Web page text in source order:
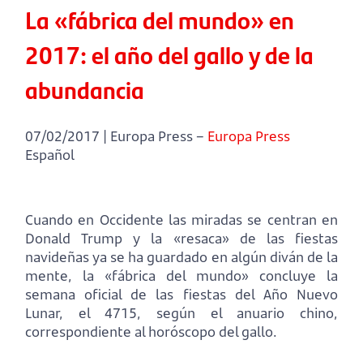
La «fábrica del mundo» en
2017: el año del gallo y de la
abundancia
07/02/2017 | Europa Press – Europa Press
Español
Cuando en Occidente las miradas se centran en
Donald Trump y la «resaca» de las fiestas
navideñas ya se ha guardado en algún diván de la
mente, la «fábrica del mundo» concluye la
semana oficial de las fiestas del Año Nuevo
Lunar, el 4715, según el anuario chino,
correspondiente al horóscopo del gallo.